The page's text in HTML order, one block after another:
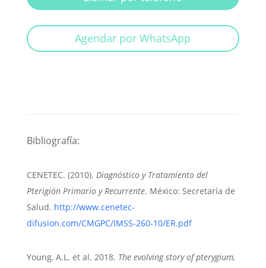
Agendar por WhatsApp
Bibliografía:
CENETEC. (2010). Diagnóstico y Tratamiento del
Pterigión Primario y Recurrente. México: Secretaría de
Salud. http://www.cenetec-
difusion.com/CMGPC/IMSS-260-10/ER.pdf
Young, A.L. et al. 2018. The evolving story of pterygium,